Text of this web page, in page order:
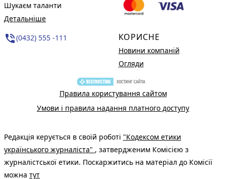
Шукаєм таланти
Детальніше
phone_in_talk(0432) 555 -111 КОРИСНЕ
Новини компаній
Огляди
Правила користування сайтом
Умови і правила надання платного доступу
Редакція керується в своїй роботі "Кодексом етики
українського журналіста" , затвердженим Комісією з
журналістської етики. Поскаржитись на матеріал до Комісії
можна тут